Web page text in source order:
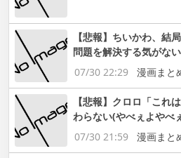
【悲報】ちいかわ、結
問題を解決する気がない
07/30 22:29
漫画まと
【悲報】クロロ「これ
わらない(やべぇよやべ
07/30 21:59
漫画まと